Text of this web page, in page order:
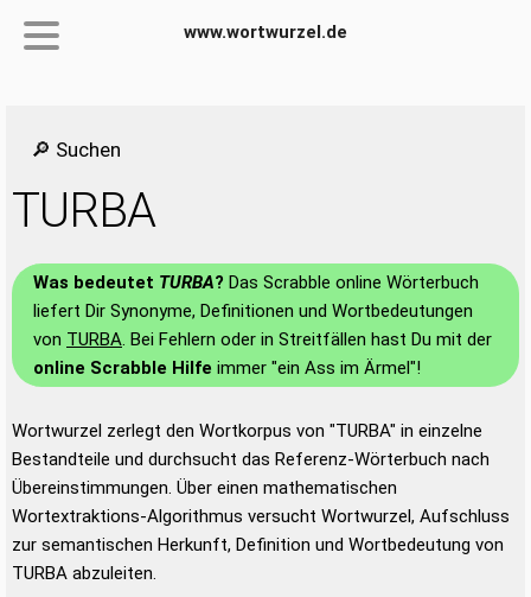
www.wortwurzel.de
🔎 Suchen
TURBA
Was bedeutet TURBA? Das Scrabble online Wörterbuch
liefert Dir Synonyme, Definitionen und Wortbedeutungen
von TURBA. Bei Fehlern oder in Streitfällen hast Du mit der
online Scrabble Hilfe immer "ein Ass im Ärmel"!
Wortwurzel zerlegt den Wortkorpus von "TURBA" in einzelne
Bestandteile und durchsucht das Referenz-Wörterbuch nach
Übereinstimmungen. Über einen mathematischen
Wortextraktions-Algorithmus versucht Wortwurzel, Aufschluss
zur semantischen Herkunft, Definition und Wortbedeutung von
TURBA abzuleiten.